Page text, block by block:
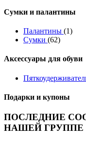
Сумки и палантины
Палантины (1)
Сумки (62)
Аксессуары для обуви
Подарки и купоны
ПОСЛЕДНИЕ
НАШЕЙ ГРУППЕ